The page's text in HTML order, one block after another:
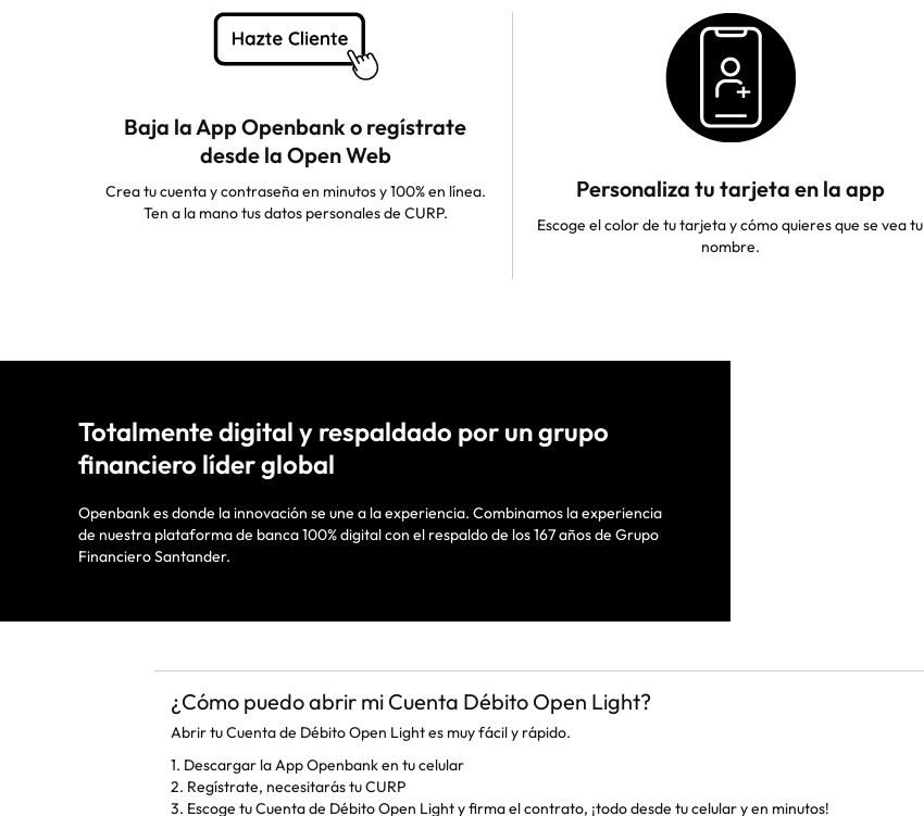
Baja la App Openbank o regístrate
desde la Open Web
Crea tu cuenta y contraseña en minutos y 100% en línea.
Ten a la mano tus datos personales de CURP.
Personaliza tu tarjeta en la app
Escoge el color de tu tarjeta y cómo quieres que se vea tu
nombre.
Totalmente digital y respaldado por un grupo
financiero líder global
Openbank es donde la innovación se une a la experiencia. Combinamos la experiencia
de nuestra plataforma de banca 100% digital con el respaldo de los 167 años de Grupo
Financiero Santander.
¿Cómo puedo abrir mi Cuenta Débito Open Light?
Abrir tu Cuenta de Débito Open Light es muy fácil y rápido.
1. Descargar la App Openbank en tu celular
2. Regístrate, necesitarás tu CURP
3. Escoge tu Cuenta de Débito Open Light y firma el contrato, ¡todo desde tu celular y en minutos!